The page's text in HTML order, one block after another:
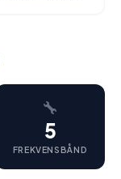
5
FREKVENSBÅND